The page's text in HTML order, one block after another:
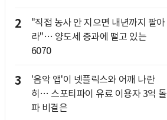
2
"직접 농사 안 지으면 내년까지 팔아
라"… 양도세 중과에 떨고 있는
6070
3
'음악 앱'이 넷플릭스와 어깨 나란
히… 스포티파이 유료 이용자 3억 돌
파 비결은